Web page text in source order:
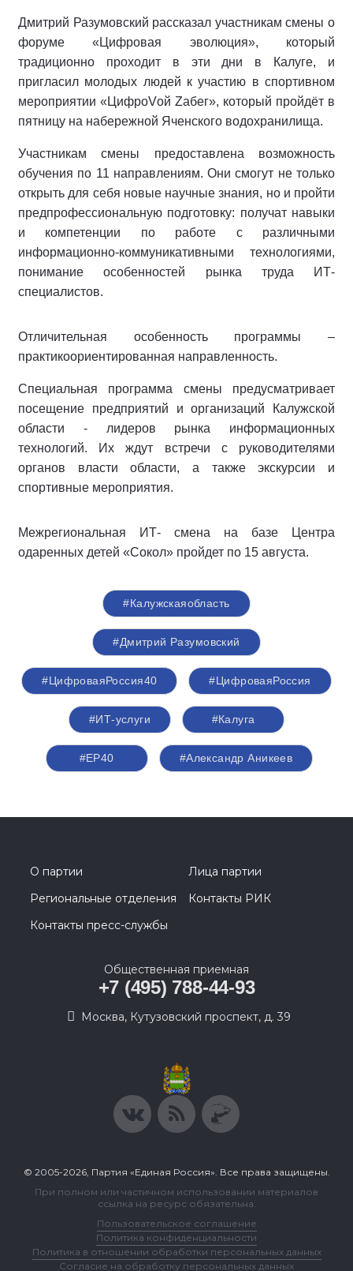
Дмитрий Разумовский рассказал участникам смены о
форуме «Цифровая эволюция», который
традиционно проходит в эти дни в Калуге, и
пригласил молодых людей к участию в спортивном
мероприятии «ЦифроVой Zабег», который пройдёт в
пятницу на набережной Яченского водохранилища.
Участникам смены предоставлена возможность
обучения по 11 направлениям. Они смогут не только
открыть для себя новые научные знания, но и пройти
предпрофессиональную подготовку: получат навыки
и компетенции по работе с различными
информационно-коммуникативными технологиями,
понимание особенностей рынка труда ИТ-
специалистов.
Отличительная особенность программы –
практикоориентированная направленность.
Специальная программа смены предусматривает
посещение предприятий и организаций Калужской
области - лидеров рынка информационных
технологий. Их ждут встречи с руководителями
органов власти области, а также экскурсии и
спортивные мероприятия.
Межрегиональная ИТ- смена на базе Центра
одаренных детей «Сокол» пройдет по 15 августа.
#Калужскаяобласть
#Дмитрий Разумовский
#ЦифроваяРоссия40 #ЦифроваяРоссия
#ИТ-услуги #Калуга
#ЕР40 #Александр Аникеев
О партии
Лица партии
Региональные отделения
Контакты РИК
Контакты пресс-службы
Общественная приемная
+7 (495) 788-44-93
Москва, Кутузовский проспект, д. 39
© 2005-2026, Партия «Единая Россия». Все права защищены.
При полном или частичном использовании материалов
ссылка на ресурс обязательна.
Пользовательское соглашение
Политика конфиденциальности
Политика в отношении обработки персональных данных
Согласие на обработку персональных данных